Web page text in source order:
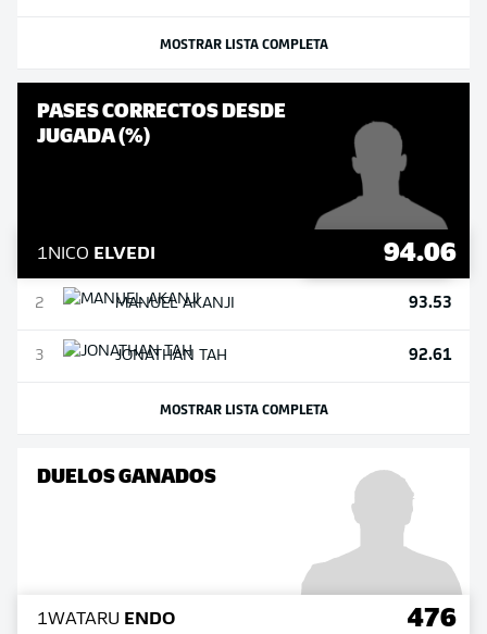
MOSTRAR LISTA COMPLETA
PASES CORRECTOS DESDE
JUGADA (%)
1NICO ELVEDI 94.06
2 MANUELAKANJI 93.53
3 JONATHAN TAH 92.61
MOSTRAR LISTA COMPLETA
DUELOS GANADOS
1WATARU ENDO 476